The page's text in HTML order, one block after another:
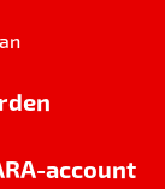
account